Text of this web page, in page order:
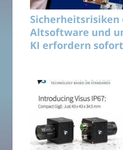
Sicherheitsrisiken
Altsoftware und
KI erfordern